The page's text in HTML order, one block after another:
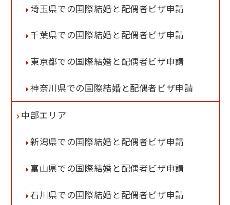
埼玉県での国際結婚と配偶者ビザ申請
千葉県での国際結婚と配偶者ビザ申請
東京都での国際結婚と配偶者ビザ申請
神奈川県での国際結婚と配偶者ビザ申請
中部エリア
新潟県での国際結婚と配偶者ビザ申請
富山県での国際結婚と配偶者ビザ申請
石川県での国際結婚と配偶者ビザ申請